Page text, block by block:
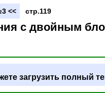
<< стр.119
с двойным
загрузить полный